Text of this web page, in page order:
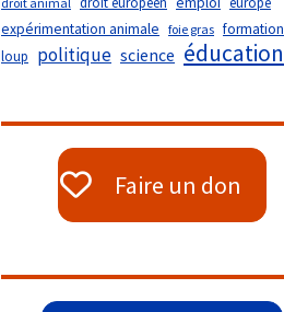
expérimentation animale foie gras formation
loup politique science éducation
Faire un don